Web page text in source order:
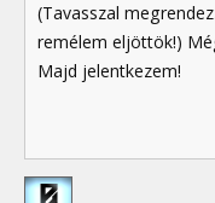
(Tavasszal
remélem eljöttök!)
Majd jelentkezem!